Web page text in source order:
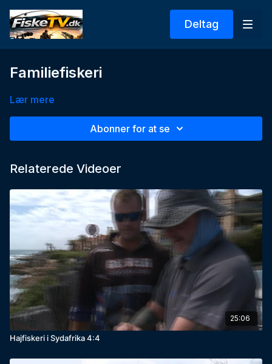
Deltag
Familiefiskeri
Lær mere
Abonner for at se
Relaterede Videoer
25:06
Hajfiskeri i Sydafrika 4:4